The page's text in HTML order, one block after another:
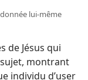
lui-​même
de Jésus qui
montrant
individu d’user